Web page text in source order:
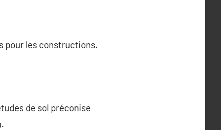
pour les constructions.
de sol préconise